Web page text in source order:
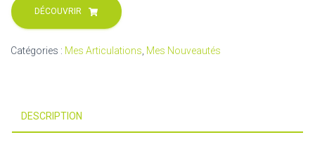
DÉCOUVRIR
Catégories : Mes Articulations, Mes Nouveautés
DESCRIPTION